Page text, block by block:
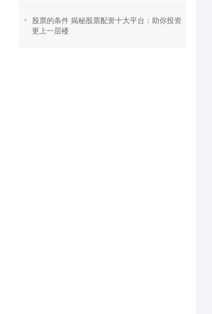
​股票的条件 揭秘股票配资十大平台：助你投资
更上一层楼